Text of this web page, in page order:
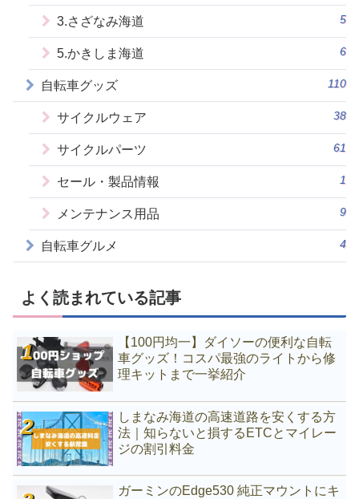
3.さざなみ海道 5
5.かきしま海道 6
自転車グッズ 110
サイクルウェア 38
サイクルパーツ 61
セール・製品情報 1
メンテナンス用品 9
自転車グルメ 4
よく読まれている記事
【100円均一】ダイソーの便利な自転
車グッズ！コスパ最強のライトから修
理キットまで一挙紹介
しまなみ海道の高速道路を安くする方
法｜知らないと損するETCとマイレー
ジの割引料金
ガーミンのEdge530 純正マウントにキ